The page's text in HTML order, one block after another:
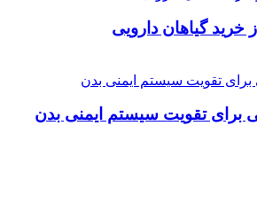
خرید گیاهان دارویی
برای تقویت سیستم ایمنی بدن